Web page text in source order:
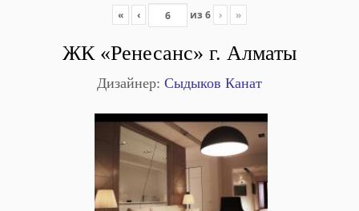
« ‹ из 6 › »
ЖК «Ренесанс» г. Алматы
Дизайнер: Сыдыков Канат